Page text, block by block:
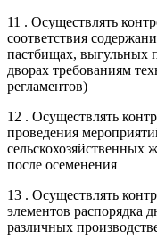
11 . Осуществлять
соответствия
пастбищах, выгульных
дворах требованиям
регламентов)
12 . Осуществлять
проведения
после осеменения
13 . Осуществлять
элементов распорядка
различных